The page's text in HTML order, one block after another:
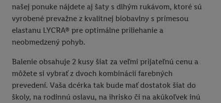
našej ponuke nájdete aj šaty s dlhým rukávom, ktoré sú
vyrobené prevažne z kvalitnej biobavlny s prímesou
elastanu LYCRA® pre optimálne priliehanie a
neobmedzený pohyb.
Balenie obsahuje 2 kusy šiat za veľmi prijateľnú cenu a
môžete si vybrať z dvoch kombinácií farebných
prevedení. Vaša dcérka tak bude mať dostatok šiat do
školy, na rodinnú oslavu, na ihrisko či na akúkoľvek inú